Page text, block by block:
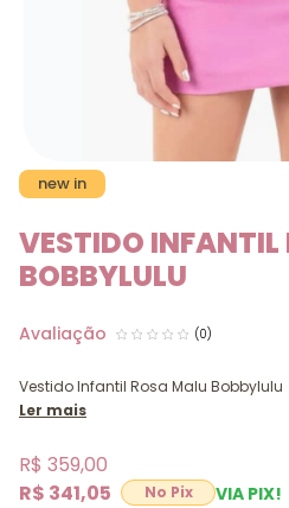
new in
VESTIDO INFANTIL
BOBBYLULU
(0)
Vestido Infantil Rosa Malu Bobbylulu
Ler mais
R$ 341,05 VIA PIX!
R$ 359,00